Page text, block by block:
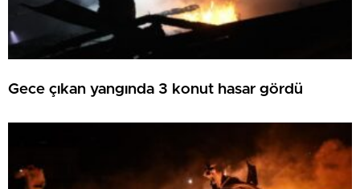
Gece çıkan yangında 3 konut hasar gördü